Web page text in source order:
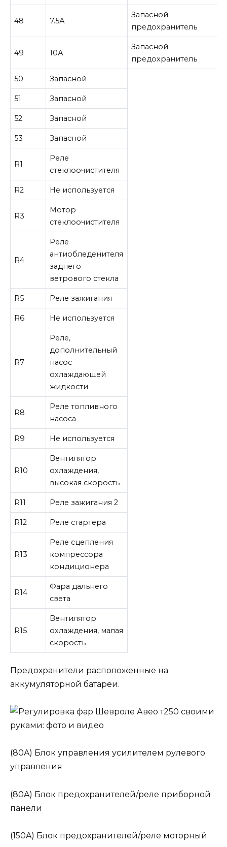
48 7.5А
Запасной
предохранитель
49 10А
Запасной
предохранитель
50 Запасной
51 Запасной
52 Запасной
53 Запасной
R1
Реле
стеклоочистителя
R2 Не используется
R3
Мотор
стеклоочистителя
R4
Реле
антиобледенителя
заднего
ветрового стекла
R5 Реле зажигания
R6 Не используется
R7
Реле,
дополнительный
насос
охлаждающей
жидкости
R8
Реле топливного
насоса
R9 Не используется
R10
Вентилятор
охлаждения,
высокая скорость
R11 Реле зажигания 2
R12 Реле стартера
R13
Реле сцепления
компрессора
кондиционера
R14
Фара дальнего
света
R15
Вентилятор
охлаждения, малая
скорость
Предохранители расположенные на
аккумуляторной батареи.
(80A) Блок управления усилителем рулевого
управления
(80A) Блок предохранителей/реле приборной
панели
(150A) Блок предохранителей/реле моторный